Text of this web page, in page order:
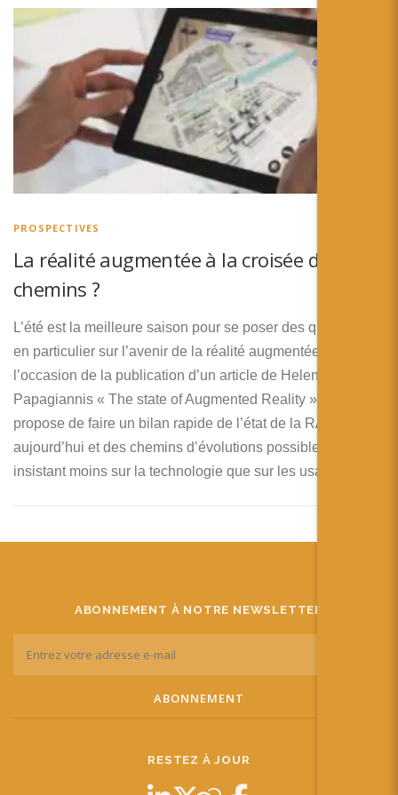
PROSPECTIVES
La réalité augmentée à la croisée des
chemins ?
L’été est la meilleure saison pour se poser des questions,
en particulier sur l’avenir de la réalité augmentée. A
l’occasion de la publication d’un article de Helen
Papagiannis « The state of Augmented Reality » je vous
propose de faire un bilan rapide de l’état de la RA
aujourd’hui et des chemins d’évolutions possibles, en
insistant moins sur la technologie que sur les usages.
ABONNEMENT À NOTRE NEWSLETTER
RESTEZ À JOUR